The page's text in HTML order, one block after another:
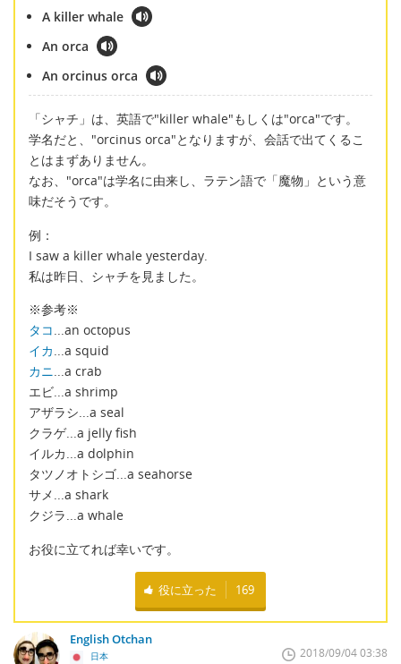
A killer whale
An orca
An orcinus orca
「シャチ」は、英語で"killer whale"もしくは"orca"です。
学名だと、"orcinus orca"となりますが、会話で出てくるこ
とはまずありません。
なお、"orca"は学名に由来し、ラテン語で「魔物」という意
味だそうです。
例：
I saw a killer whale yesterday.
私は昨日、シャチを見ました。
※参考※
タコ...an octopus
イカ...a squid
カニ...a crab
エビ...a shrimp
アザラシ...a seal
クラゲ...a jelly fish
イルカ...a dolphin
タツノオトシゴ...a seahorse
サメ...a shark
クジラ...a whale
お役に立てれば幸いです。
役に立った 169
English Otchan
日本 2018/09/04 03:38